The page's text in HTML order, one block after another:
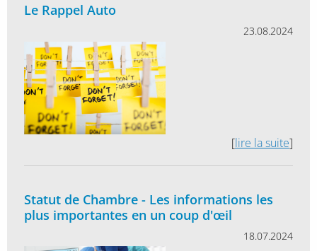
Le Rappel Auto
23.08.2024
[lire la suite]
Statut de Chambre - Les informations les
plus importantes en un coup d'œil
18.07.2024